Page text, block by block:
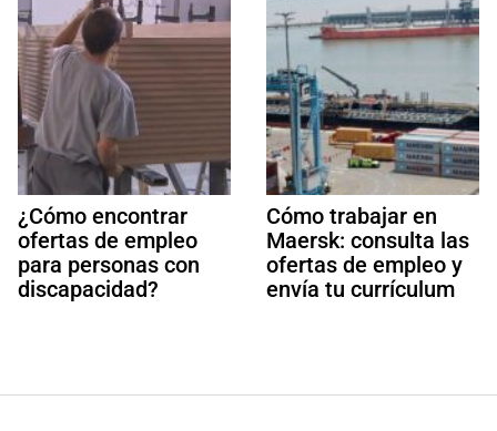
¿Cómo encontrar
ofertas de empleo
para personas con
discapacidad?
Cómo trabajar en
Maersk: consulta las
ofertas de empleo y
envía tu currículum